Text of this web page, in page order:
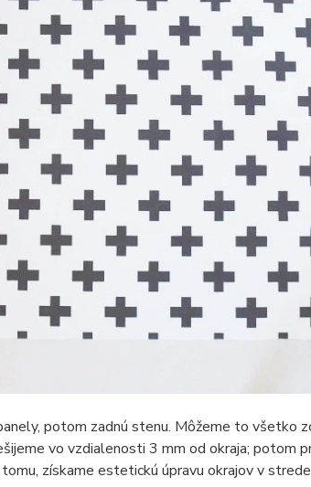
potom zadnú stenu. Môžeme to všetko
vo vzdialenosti 3 mm od okraja; potom
získame estetickú úpravu okrajov v